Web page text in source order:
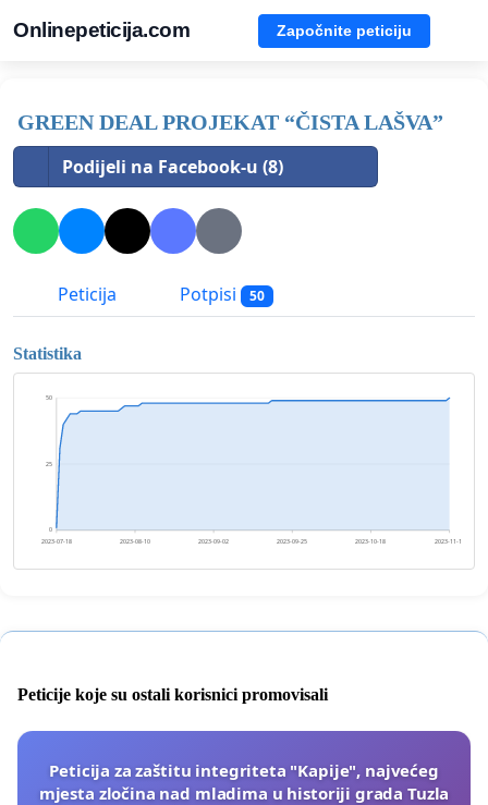
Onlinepeticija.com Započnite peticiju
GREEN DEAL PROJEKAT “ČISTA LAŠVA”
Podijeli na Facebook-u (8)
Peticija Potpisi 50
Statistika
0
25
50
2023-07-18 2023-08-10 2023-09-02 2023-09-25 2023-10-18 2023-11-10
Peticije koje su ostali korisnici promovisali
Peticija za zaštitu integriteta "Kapije", najvećeg
mjesta zločina nad mladima u historiji grada Tuzla